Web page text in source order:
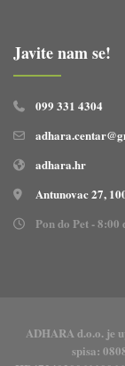
Javite nam se!
099 331 4304
adhara.hr
Antunovac 27,
Pon do Pet - 8:00
ADHARA d.o.o. je
spisa: